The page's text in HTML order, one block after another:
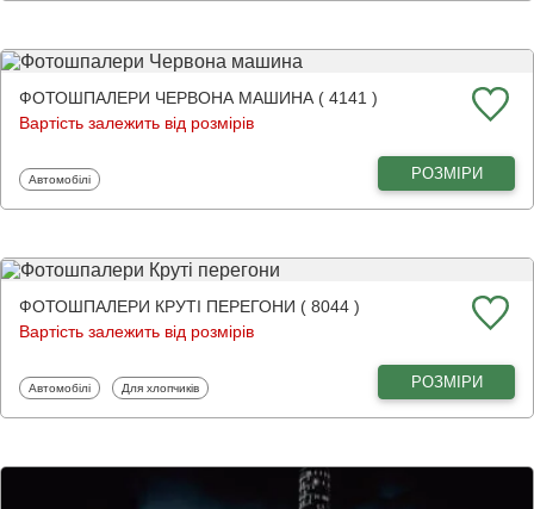
ФОТОШПАЛЕРИ ЧЕРВОНА МАШИНА ( 4141 )
Вартість залежить від розмірів
Фотошпалери
Автомобілі РОЗМІРИ
ФОТОШПАЛЕРИ КРУТІ ПЕРЕГОНИ ( 8044 )
Вартість залежить від розмірів
Фотошпалери
Автомобілі Фотошпалери
Для хлопчиків РОЗМІРИ